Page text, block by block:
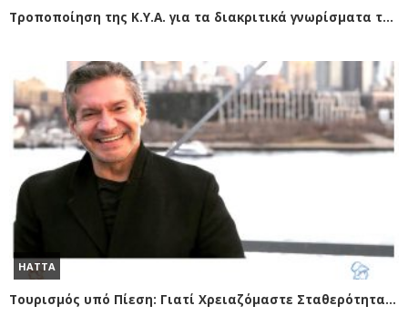
Τροποποίηση της Κ.Υ.Α. για τα διακριτικά γνωρίσματα των εκμισθωμένων ΕΙΧ αυτοκινήτων με οδηγό
HATTA
Τουρισμός υπό Πίεση: Γιατί Χρειαζόμαστε Σταθερότητα και Συνεννόηση Τώρα Περισσότερο από Ποτέ